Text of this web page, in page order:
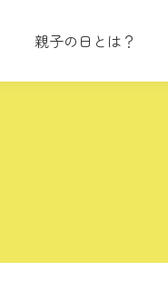
親子の日とは？